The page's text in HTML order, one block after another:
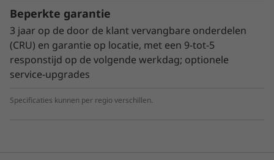
latency en 14x hogere IOPS, én betere
beveiliging voor persistente, in hardware
ingebouwde data.*
* Op basis van interne Intel-tests, augustus 2018.
Beperkte garantie
3 jaar op de door de klant vervangbare onderdelen
(CRU) en garantie op locatie, met een 9-tot-5
responstijd op de volgende werkdag; optionele
service-upgrades
Specificaties kunnen per regio verschillen.